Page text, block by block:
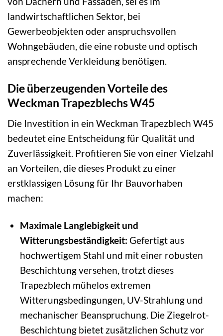
landwirtschaftlichen Sektor, bei
Gewerbeobjekten oder anspruchsvollen
Wohngebäuden, die eine robuste und optisch
ansprechende Verkleidung benötigen.
Die überzeugenden Vorteile des
Weckman Trapezblechs W45
Die Investition in ein Weckman Trapezblech W45
bedeutet eine Entscheidung für Qualität und
Zuverlässigkeit. Profitieren Sie von einer Vielzahl
an Vorteilen, die dieses Produkt zu einer
erstklassigen Lösung für Ihr Bauvorhaben
machen:
Maximale Langlebigkeit und
Witterungsbeständigkeit: Gefertigt aus
hochwertigem Stahl und mit einer robusten
Beschichtung versehen, trotzt dieses
Trapezblech mühelos extremen
Witterungsbedingungen, UV-Strahlung und
mechanischer Beanspruchung. Die Ziegelrot-
Beschichtung bietet zusätzlichen Schutz vor